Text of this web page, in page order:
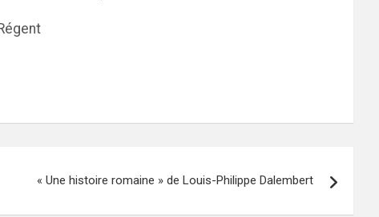
« Une histoire romaine » de Louis-Philippe Dalembert